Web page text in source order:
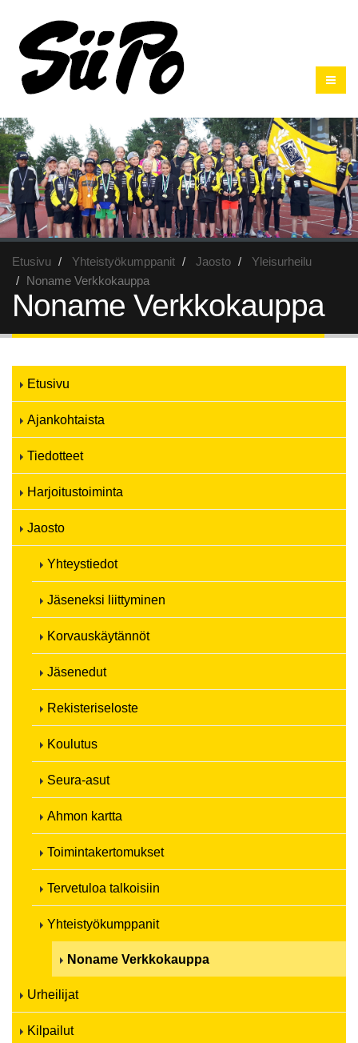
Etusivu Yhteistyökumppanit Jaosto
Yleisurheilu
Noname Verkkokauppa
Noname Verkkokauppa
Etusivu
Ajankohtaista
Tiedotteet
Harjoitustoiminta
Jaosto
Yhteystiedot
Jäseneksi liittyminen
Korvauskäytännöt
Jäsenedut
Rekisteriseloste
Koulutus
Seura-asut
Ahmon kartta
Toimintakertomukset
Tervetuloa talkoisiin
Yhteistyökumppanit
Noname Verkkokauppa
Urheilijat
Kilpailut